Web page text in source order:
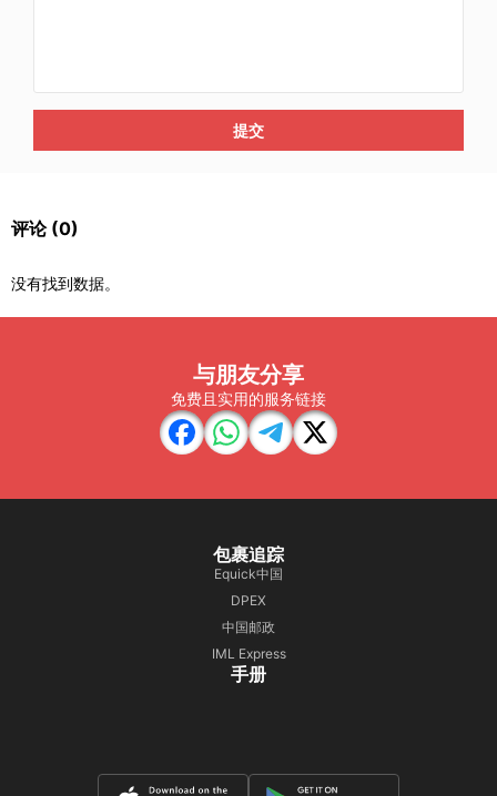
提交
评论 (0)
没有找到数据。
与朋友分享
免费且实用的服务链接
包裹追踪
Equick中国
DPEX
中国邮政
IML Express
手册